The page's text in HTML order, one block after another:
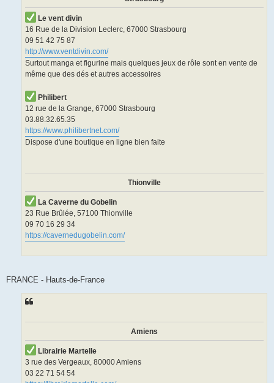
Le vent divin
16 Rue de la Division Leclerc, 67000 Strasbourg
09 51 42 75 87
http://www.ventdivin.com/
Surtout manga et figurine mais quelques jeux de rôle sont en vente de
même que des dés et autres accessoires
Philibert
12 rue de la Grange, 67000 Strasbourg
03.88.32.65.35
https://www.philibertnet.com/
Dispose d'une boutique en ligne bien faite
Thionville
La Caverne du Gobelin
23 Rue Brûlée, 57100 Thionville
09 70 16 29 34
https://cavernedugobelin.com/
FRANCE - Hauts-de-France
Amiens
Librairie Martelle
3 rue des Vergeaux, 80000 Amiens
03 22 71 54 54